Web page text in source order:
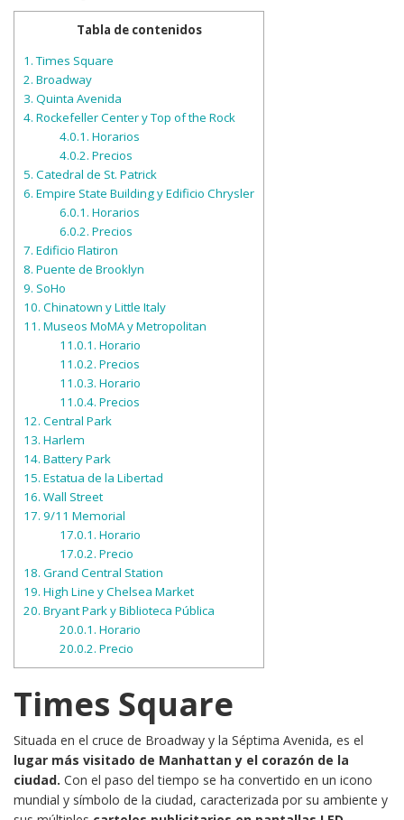
Tabla de contenidos
1.Times Square
2. Broadway
3. Quinta Avenida
4. Rockefeller Center y Top of the Rock
4.0.1. Horarios
4.0.2. Precios
5. Catedral de St. Patrick
6. Empire State Building y Edificio Chrysler
6.0.1. Horarios
6.0.2. Precios
7. Edificio Flatiron
8. Puente de Brooklyn
9. SoHo
10. Chinatown y Little Italy
11. Museos MoMA y Metropolitan
11.0.1. Horario
11.0.2. Precios
11.0.3. Horario
11.0.4. Precios
12. Central Park
13. Harlem
14. Battery Park
15. Estatua de la Libertad
16. Wall Street
17. 9/11 Memorial
17.0.1. Horario
17.0.2. Precio
18. Grand Central Station
19. High Line y Chelsea Market
20. Bryant Park y Biblioteca Pública
20.0.1. Horario
20.0.2. Precio
Times Square
Situada en el cruce de Broadway y la Séptima Avenida, es el
lugar más visitado de Manhattan y el corazón de la
ciudad. Con el paso del tiempo se ha convertido en un icono
mundial y símbolo de la ciudad, caracterizada por su ambiente y